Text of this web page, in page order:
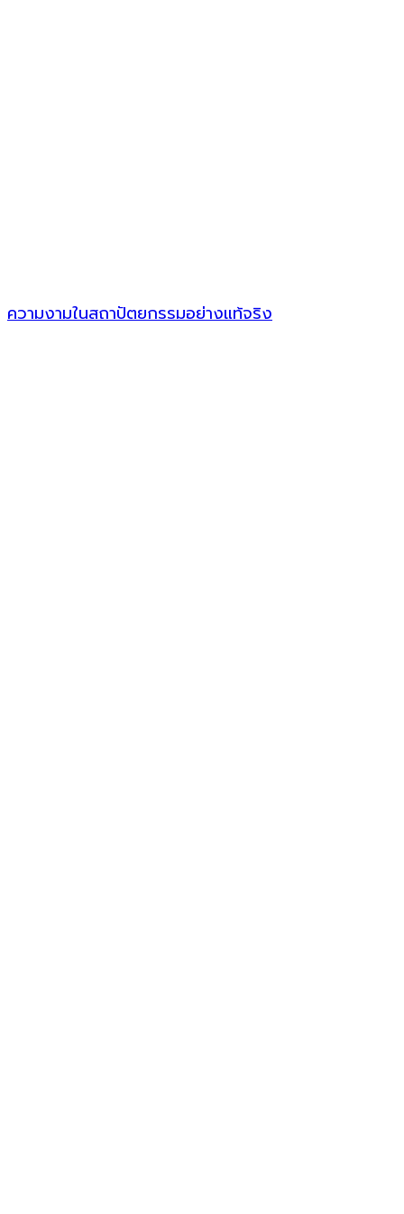
ความงามในสถาปัตยกรรมอย่างแท้จริง